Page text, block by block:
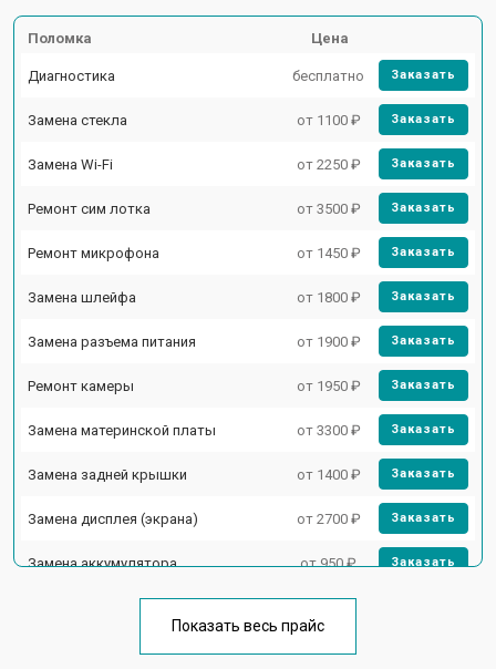
Поломка Цена
Диагностика бесплатно Заказать
Замена стекла от 1100 ₽ Заказать
Замена Wi-Fi от 2250 ₽ Заказать
Ремонт сим лотка от 3500 ₽ Заказать
Ремонт микрофона от 1450 ₽ Заказать
Замена шлейфа от 1800 ₽ Заказать
Замена разъема питания от 1900 ₽ Заказать
Ремонт камеры от 1950 ₽ Заказать
Замена материнской платы от 3300 ₽ Заказать
Замена задней крышки от 1400 ₽ Заказать
Замена дисплея (экрана) от 2700 ₽ Заказать
Замена аккумулятора от 950 ₽ Заказать
Ремонт цепи питания от 3200 ₽
Показать весь прайс